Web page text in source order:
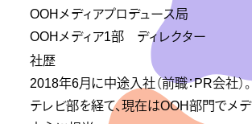
OOHメディアプロデュース局
OOHメディア1部 ディレクター
社歴
2018年6月に中途入社（前職：PR会社）。
テレビ部を経て、現在はOOH部門でメデ